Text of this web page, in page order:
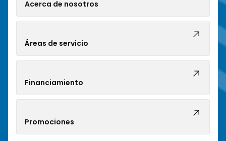
Acerca de nosotros
Áreas de servicio
Financiamiento
Promociones